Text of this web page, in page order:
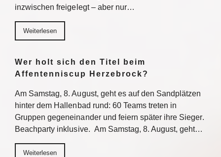
inzwischen freigelegt – aber nur…
Weiterlesen
Wer holt sich den Titel beim
Affentenniscup Herzebrock?
Am Samstag, 8. August, geht es auf den Sandplätzen
hinter dem Hallenbad rund: 60 Teams treten in
Gruppen gegeneinander und feiern später ihre Sieger.
Beachparty inklusive. Am Samstag, 8. August, geht…
Weiterlesen